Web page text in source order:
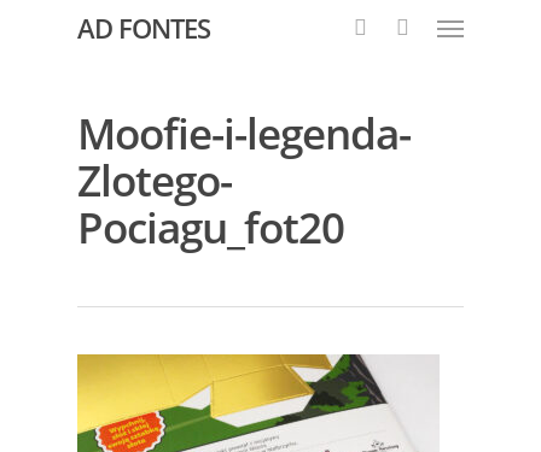
AD FONTES
Moofie-i-legenda-
Zlotego-
Pociagu_fot20